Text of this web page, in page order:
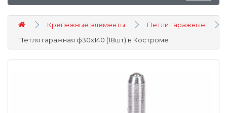
Крепежные элементы
Петли гаражные
Петля гаражная ф30х140 (18шт) в Костроме